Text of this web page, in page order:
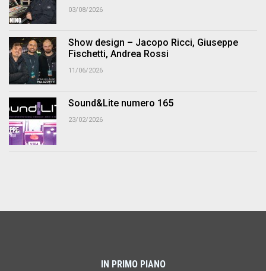
03/08/2026
Show design – Jacopo Ricci, Giuseppe
Fischetti, Andrea Rossi
11/06/2026
Sound&Lite numero 165
23/02/2026
IN PRIMO PIANO